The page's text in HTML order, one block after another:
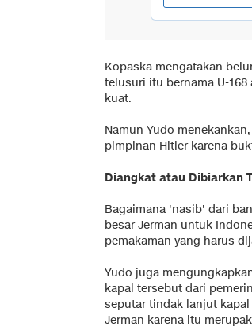
Kopaska mengatakan
telusuri itu bernama U-
kuat.
Namun Yudo
pimpinan Hitler karena
Diangkat atau Dibiarkan
Bagaimana 'nasib' dari
besar Jerman untuk
pemakaman yang harus
Yudo juga
kapal tersebut dari
seputar tindak lanjut
Jerman karena itu